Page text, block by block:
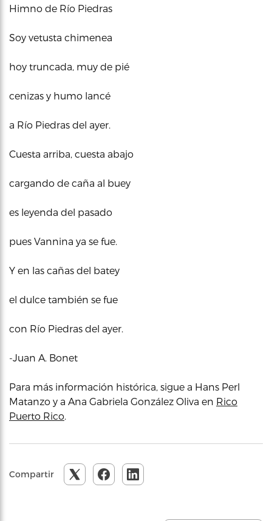
Himno de Río Piedras
Soy vetusta chimenea
hoy truncada, muy de pié
cenizas y humo lancé
a Río Piedras del ayer.
Cuesta arriba, cuesta abajo
cargando de caña al buey
es leyenda del pasado
pues Vannina ya se fue.
Y en las cañas del batey
el dulce también se fue
con Río Piedras del ayer.
-Juan A. Bonet
Para más información histórica, sigue a Hans Perl
Matanzo y a Ana Gabriela González Oliva en Rico
Puerto Rico.
Compartir